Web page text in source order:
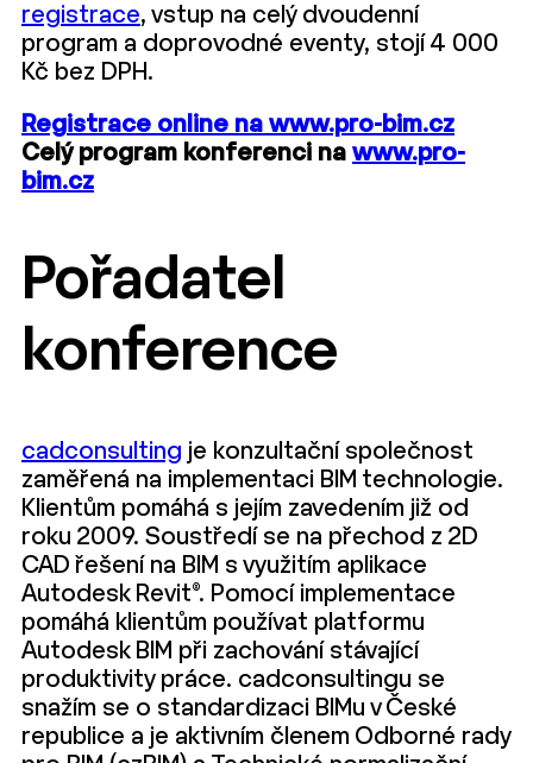
registrace, vstup na celý dvoudenní
program a doprovodné eventy, stojí 4 000
Kč bez DPH.
Registrace online na www.pro-bim.cz
Celý program konferenci na www.pro-
bim.cz
Pořadatel
konference
cadconsulting je konzultační společnost
zaměřená na implementaci BIM technologie.
Klientům pomáhá s jejím zavedením již od
roku 2009. Soustředí se na přechod z 2D
CAD řešení na BIM s využitím aplikace
Autodesk Revit®. Pomocí implementace
pomáhá klientům používat platformu
Autodesk BIM při zachování stávající
produktivity práce. cadconsultingu se
snažím se o standardizaci BIMu v České
republice a je aktivním členem Odborné rady